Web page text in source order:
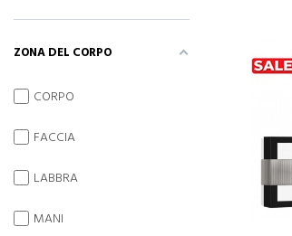
ZONA DEL CORPO
CORPO
FACCIA
LABBRA
MANI